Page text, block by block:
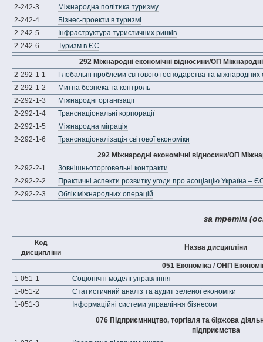
2-242-3
Міжнародна політика туризму
2-242-4
Бізнес-проекти в туризмі
2-242-5
Інфраструктура туристичних ринків
2-242-6
Туризм в ЄС
292 Міжнародні економічні відносини/ОП
2-292-1-1
Глобальні проблеми світового господарства та міжнародних
2-292-1-2
Митна безпека та контроль
2-292-1-3
Міжнародні організації
2-292-1-4
Транснаціональні корпорації
2-292-1-5
Міжнародна міграція
2-292-1-6
Транснаціоналізація світової економіки
292 Міжнародні економічні відносини/ОП
2-292-2-1
Зовнішньоторговельні контракти
2-292-2-2
Практичні аспекти розвитку угоди про асоціацію Україна –
2-292-2-3
Облік міжнародних операцій
за третім
Код
дисципліни
Назва дисципліни
051 Економіка / ОНП
1-051-1
Соціонічні моделі управління
1-051-2
Статистичний аналіз та аудит зеленої економіки
1-051-3
Інформаційні системи управління бізнесом
076 Підприємництво, торгівля та біржова
підприємства